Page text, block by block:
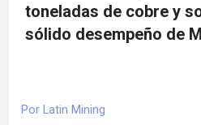
toneladas de cobre y
sólido desempeño de
Por Latin Mining